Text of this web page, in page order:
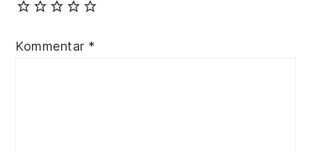
Kommentar *